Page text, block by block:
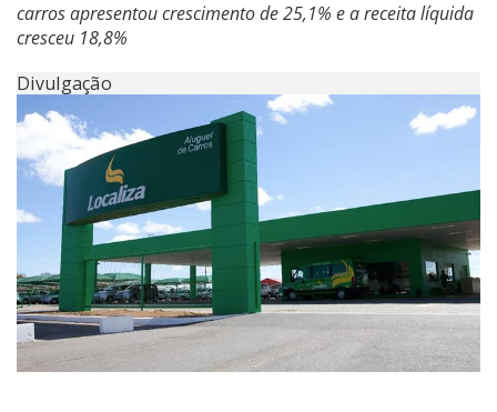
carros apresentou crescimento de 25,1% e a receita líquida
cresceu 18,8%
Divulgação